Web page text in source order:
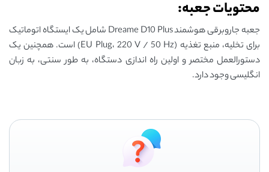
محتویات جعبه:
جعبه جاروبرقی هوشمند Dreame D10 Plus شامل یک ایستگاه اتوماتیک
برای تخلیه، منبع تغذیه (EU Plug، 220 V / 50 Hz) است. همچنین یک
دستورالعمل مختصر و اولین راه اندازی دستگاه، به طور سنتی، به زبان
انگلیسی وجود دارد.